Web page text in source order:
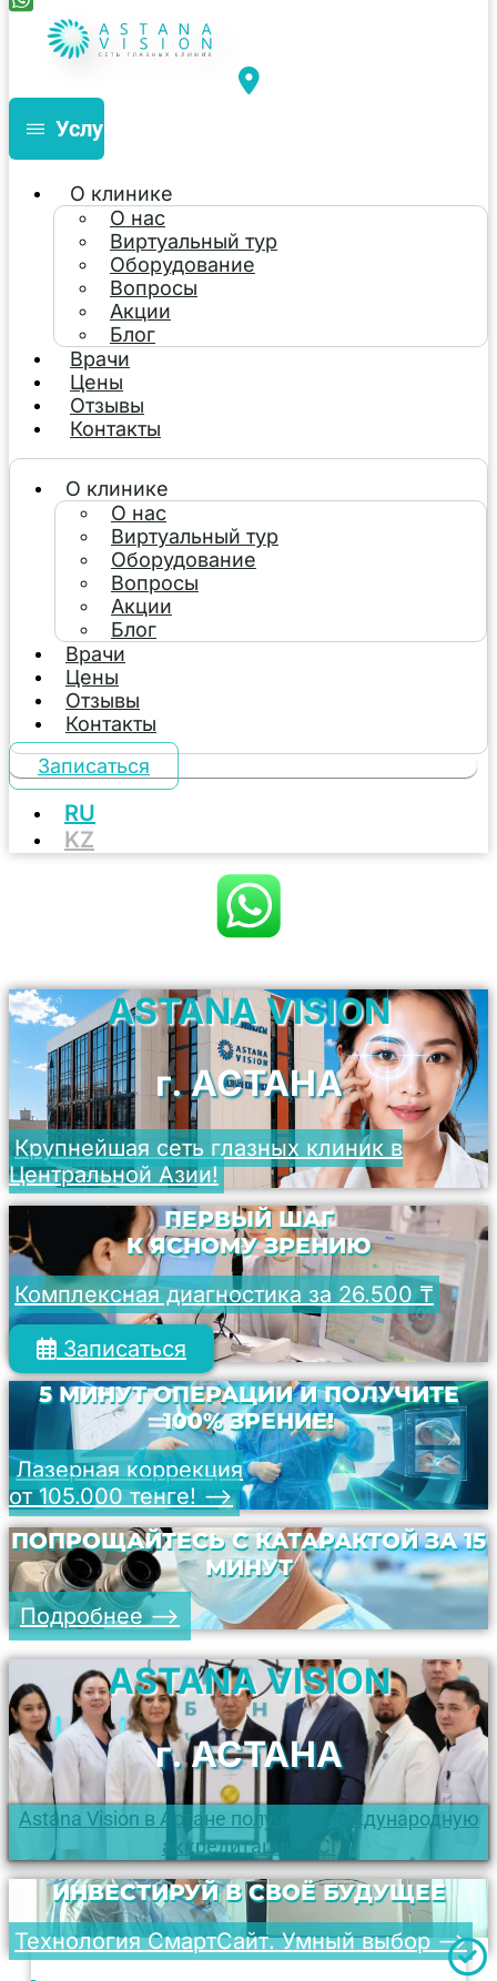
Услуги
О клинике
О нас
Виртуальный тур
Оборудование
Вопросы
Акции
Блог
Врачи
Цены
Отзывы
Контакты
О клинике
О нас
Виртуальный тур
Оборудование
Вопросы
Акции
Блог
Врачи
Цены
Отзывы
Контакты
Записаться
RU
KZ
ASTANA VISION
г. АСТАНА
Крупнейшая сеть глазных клиник в
Центральной Азии!
ПЕРВЫЙ ШАГ
К ЯСНОМУ ЗРЕНИЮ
Комплексная диагностика за 26.500 ₸
Записаться
5 МИНУТ ОПЕРАЦИИ И ПОЛУЧИТЕ
100% ЗРЕНИЕ!
Лазерная коррекция
от 105.000 тенге! -->
ПОПРОЩАЙТЕСЬ С КАТАРАКТОЙ ЗА 15
МИНУТ
Подробнее -->
ASTANA VISION
г. АСТАНА
Astana Vision в Астане получила международную
аккредитацию JCI
ИНВЕСТИРУЙ В СВОЁ БУДУЩЕЕ
Технология СмартСайт. Умный выбор -->